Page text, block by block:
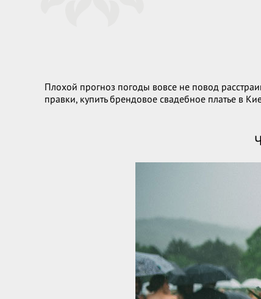
Плохой прогноз погоды вовсе не повод
правки, купить брендовое свадебное платье в